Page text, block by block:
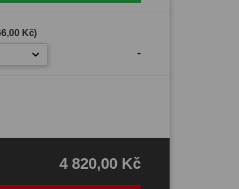
Kč)
-
4 820,00 Kč